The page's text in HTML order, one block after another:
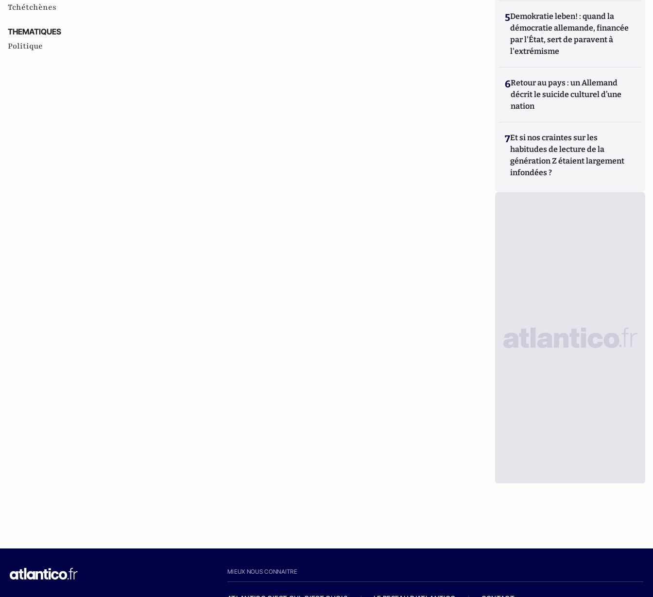
Tchétchènes
THEMATIQUES
Politique
5Demokratie leben! : quand la
démocratie allemande, financée
par l'État, sert de paravent à
l'extrémisme
6Retour au pays : un Allemand
décrit le suicide culturel d’une
nation
7Et si nos craintes sur les
habitudes de lecture de la
génération Z étaient largement
infondées ?
MIEUX NOUS CONNAITRE